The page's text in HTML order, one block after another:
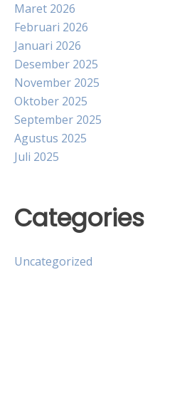
Maret 2026
Februari 2026
Januari 2026
Desember 2025
November 2025
Oktober 2025
September 2025
Agustus 2025
Juli 2025
Categories
Uncategorized